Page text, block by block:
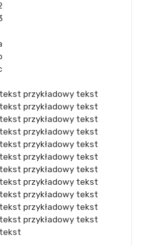
przykładowy tekst
przykładowy tekst
przykładowy tekst
przykładowy tekst
przykładowy tekst
przykładowy tekst
przykładowy tekst
przykładowy tekst
przykładowy tekst
przykładowy tekst
przykładowy tekst